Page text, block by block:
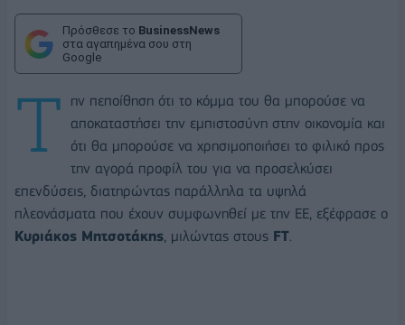
Πρόσθεσε το BusinessNews
στα αγαπημένα σου στη
Google
Τ
ην πεποίθηση ότι το κόμμα του θα μπορούσε να
αποκαταστήσει την εμπιστοσύνη στην οικονομία και
ότι θα μπορούσε να χρησιμοποιήσει το φιλικό προς
την αγορά προφίλ του για να προσελκύσει
επενδύσεις, διατηρώντας παράλληλα τα υψηλά
πλεονάσματα που έχουν συμφωνηθεί με την ΕΕ, εξέφρασε ο
Κυριάκος Μητσοτάκης , μιλώντας στους FT.